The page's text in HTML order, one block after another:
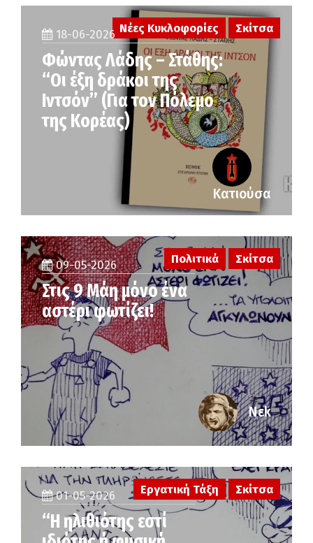
Νέες Κυκλοφορίες Σκίτσα
18-06-2026
Φώντας Λάδης – Στάθης:
“Οι έξη δράκοι της
Ιντσόν” (Για τον Πόλεμο
της Κορέας)
Κατιούσα
09-05-2026
Στις 9 Μάη μόνο ένα
αστέρι φωτίζει!
Πολιτικά Σκίτσα
Νεk
01-05-2026
“Η ηλιθιότης εστί
Εργατική Τάξη Σκίτσα